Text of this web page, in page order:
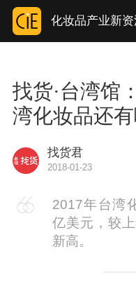
化妆品产业新
找货·台湾馆
湾化妆品还
找货君
2018-01-23
2017年台湾
亿美元，较
新高。